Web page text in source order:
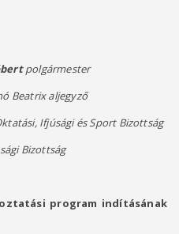
polgármester
Beatrix aljegyző
Ifjúsági és Sport Bizottság
Bizottság
program indításának